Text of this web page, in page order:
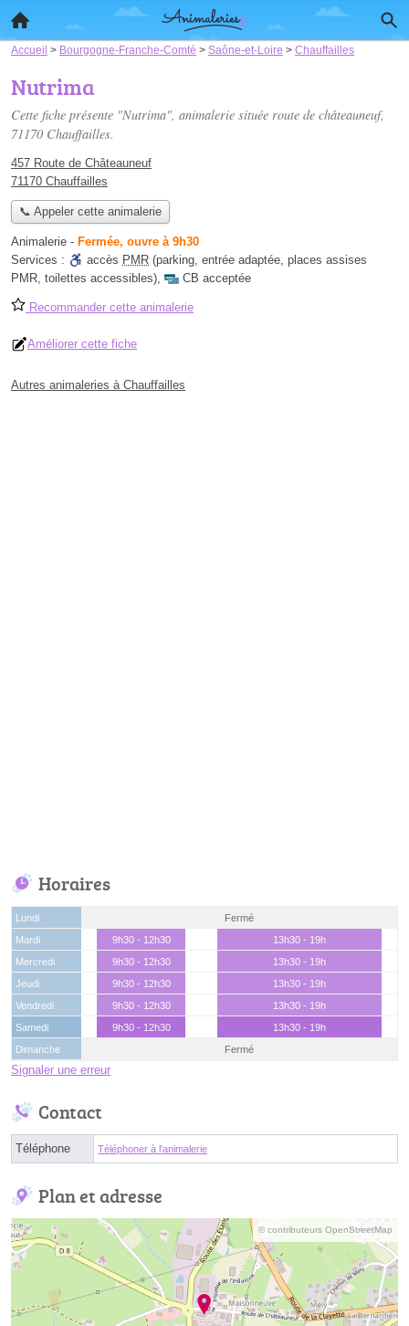
Accueil > Bourgogne-Franche-Comté > Saône-et-Loire > Chauffailles
Nutrima
Cette fiche présente "Nutrima", animalerie située route de châteauneuf,
71170 Chauffailles.
457 Route de Châteauneuf
71170 Chauffailles
📞 Appeler cette animalerie
Animalerie - Fermée, ouvre à 9h30
Services :
accès PMR (parking, entrée adaptée, places assises
PMR, toilettes accessibles), CB acceptée
Recommander cette animalerie
Améliorer cette fiche
Autres animaleries à Chauffailles
Horaires
Lundi
Fermé
Mardi
9h30 - 12h30
13h30 - 19h
Mercredi
9h30 - 12h30
13h30 - 19h
Jeudi
9h30 - 12h30
13h30 - 19h
Vendredi
9h30 - 12h30
13h30 - 19h
Samedi
9h30 - 12h30
13h30 - 19h
Dimanche
Fermé
Signaler une erreur
Contact
Téléphone Téléphoner à l'animalerie
Plan et adresse
© contributeurs OpenStreetMap